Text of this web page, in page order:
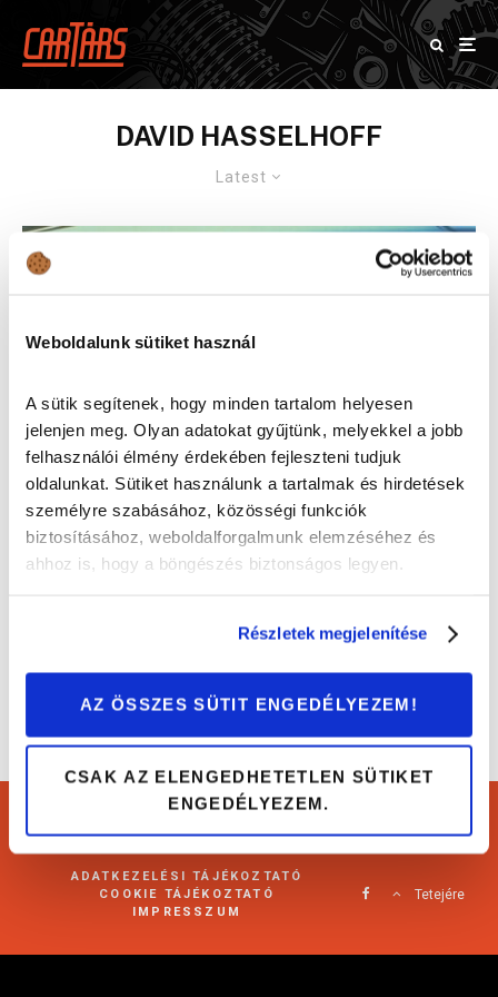
Weboldalunk sütiket használ
A sütik segítenek, hogy minden tartalom helyesen
jelenjen meg. Olyan adatokat gyűjtünk, melyekkel a jobb
felhasználói élmény érdekében fejleszteni tudjuk
oldalunkat. Sütiket használunk a tartalmak és hirdetések
személyre szabásához, közösségi funkciók
biztosításához, weboldalforgalmunk elemzéséhez és
ahhoz is, hogy a böngészés biztonságos legyen.
Részletek megjelenítése
AZ ÖSSZES SÜTIT ENGEDÉLYEZEM!
CSAK AZ ELENGEDHETETLEN SÜTIKET
ENGEDÉLYEZEM.
DAVID HASSELHOFF
Latest
Híres autók a tévéből: Knight Rider
Cartárs Blog 2021
ADATKEZELÉSI TÁJÉKOZTATÓ
COOKIE TÁJÉKOZTATÓ
IMPRESSZUM
Tetejére